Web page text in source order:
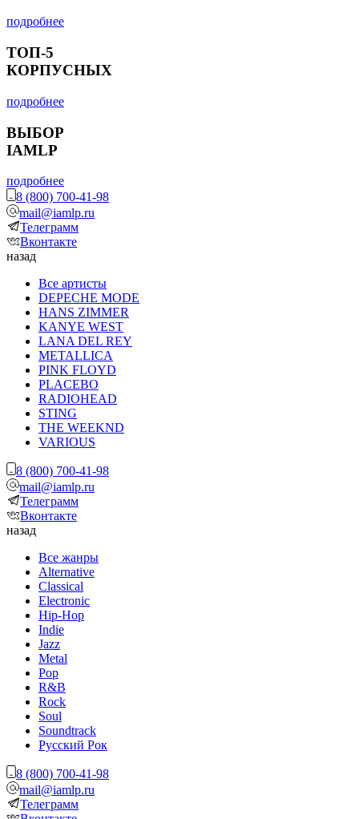
подробнее
ТОП-5
КОРПУСНЫХ
подробнее
ВЫБОР
IAMLP
подробнее
8 (800) 700-41-98
mail@iamlp.ru
Телеграмм
Вконтакте
назад
Все артисты
DEPECHE MODE
HANS ZIMMER
KANYE WEST
LANA DEL REY
METALLICA
PINK FLOYD
PLACEBO
RADIOHEAD
STING
THE WEEKND
VARIOUS
8 (800) 700-41-98
mail@iamlp.ru
Телеграмм
Вконтакте
назад
Все жанры
Alternative
Classical
Electronic
Hip-Hop
Indie
Jazz
Metal
Pop
R&B
Rock
Soul
Soundtrack
Русский Рок
8 (800) 700-41-98
mail@iamlp.ru
Телеграмм